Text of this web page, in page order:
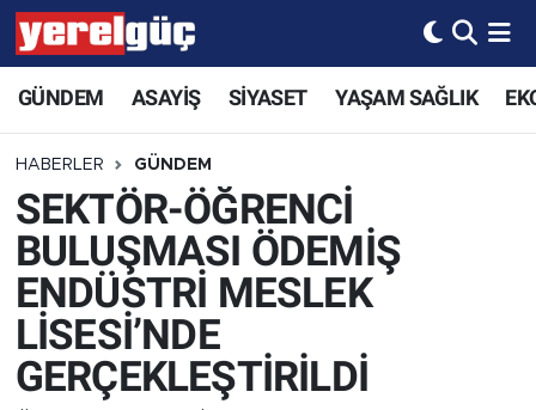
GÜNDEM ASAYİŞ SİYASET YAŞAM SAĞLIK
HABERLER GÜNDEM
SEKTÖR-ÖĞRENCİ
BULUŞMASI ÖDEMİŞ
ENDÜSTRİ MESLEK
LİSESİ’NDE
GERÇEKLEŞTİRİLDİ